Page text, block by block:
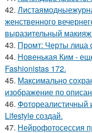
42.
женственного
выразительный
43. Промт: Черты лица
44. Новенькая Ким -
Fashionistas 172.
45. Максимально
изображение по
46. Фотореалистичный
Lifestyle создай.
47. Нейрофотосессия